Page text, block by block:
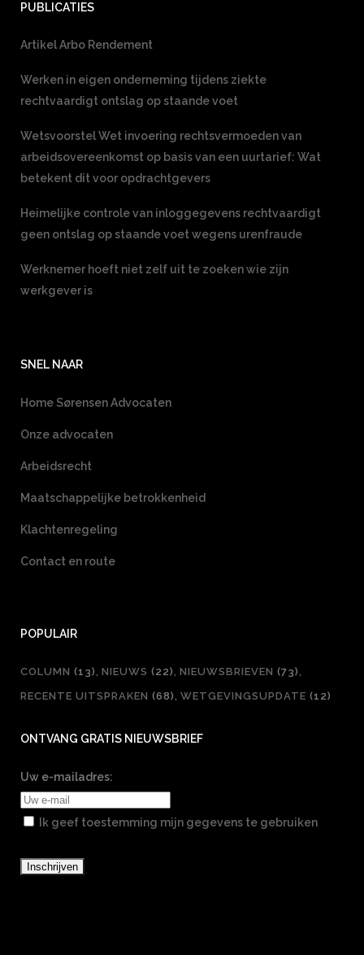
PUBLICATIES
Artikel Arbo Rendement
Werken in eigen onderneming tijdens ziekte
rechtvaardigt ontslag op staande voet
Wetsvoorstel Wet invoering rechtsvermoeden van
arbeidsovereenkomst op basis van een uurtarief: Wat
betekent dit voor opdrachtgevers
Heimelijke controle van inloggegevens rechtvaardigt
geen ontslag op staande voet wegens urenfraude
Werknemer hoeft niet zelf uit te zoeken wie zijn
werkgever is
SNEL NAAR
Home Sørensen Advocaten
Onze advocaten
Arbeidsrecht
Maatschappelijke betrokkenheid
Klachtenregeling
Contact en route
POPULAIR
COLUMN (13) NIEUWS (22) NIEUWSBRIEVEN (73)
RECENTE UITSPRAKEN (68) WETGEVINGSUPDATE (12)
ONTVANG GRATIS NIEUWSBRIEF
Uw e-mailadres:
Ik geef toestemming mijn gegevens te gebruiken